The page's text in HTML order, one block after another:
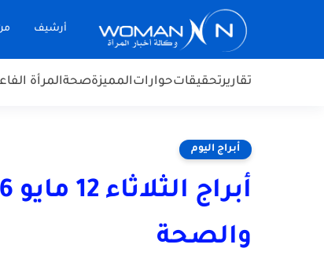
أرشيف
تقاريرتحقيقاتحواراتالمميزةصحةالمرأة
أبراج اليوم
والصحة